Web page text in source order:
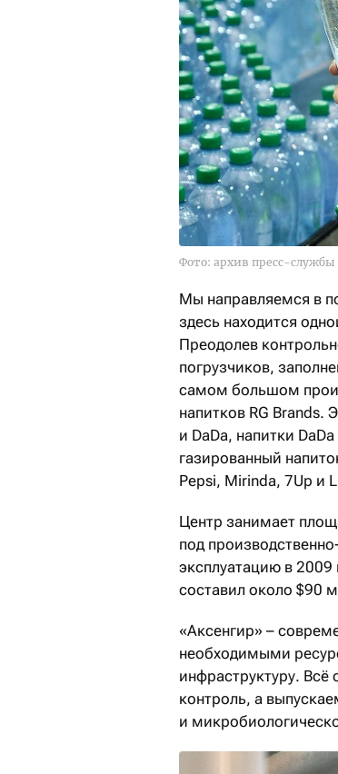
Фото: архив пресс-службы
Мы направляемся в
здесь находится
Преодолев
погрузчиков,
самом большом
напитков RG Brands.
и DaDa, напитки
газированный
Pepsi, Mirinda, 7Up и
Центр занимает
под
эксплуатацию в
составил около $90
«Аксенгир» –
необходимыми
инфраструктуру.
контроль, а
и